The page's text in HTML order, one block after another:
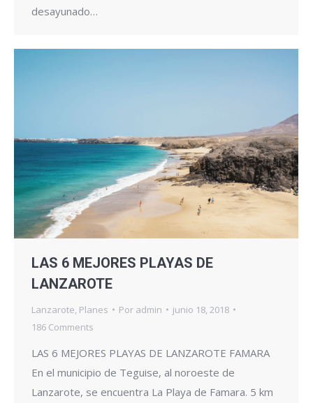
desayunado…
LAS 6 MEJORES PLAYAS DE
LANZAROTE
Lanzarote Planes Por admin
junio 18, 2018
186 Comments
LAS 6 MEJORES PLAYAS DE LANZAROTE FAMARA
En el municipio de Teguise, al noroeste de
Lanzarote, se encuentra La Playa de Famara. 5 km